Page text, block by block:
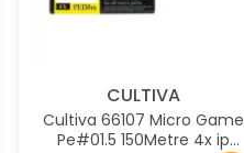
CULTIVA
Cultiva 66107 Micro Game
Pe#01.5 150Metre 4x ip